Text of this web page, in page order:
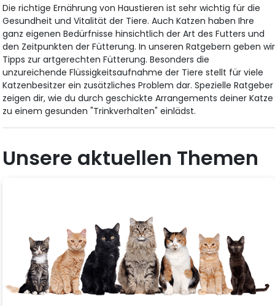
Die richtige Ernährung von Haustieren ist sehr wichtig für die
Gesundheit und Vitalität der Tiere. Auch Katzen haben Ihre
ganz eigenen Bedürfnisse hinsichtlich der Art des Futters und
den Zeitpunkten der Fütterung. In unseren Ratgebern geben wir
Tipps zur artgerechten Fütterung. Besonders die
unzureichende Flüssigkeitsaufnahme der Tiere stellt für viele
Katzenbesitzer ein zusätzliches Problem dar. Spezielle Ratgeber
zeigen dir, wie du durch geschickte Arrangements deiner Katze
zu einem gesunden "Trinkverhalten" einlädst.
Unsere aktuellen Themen